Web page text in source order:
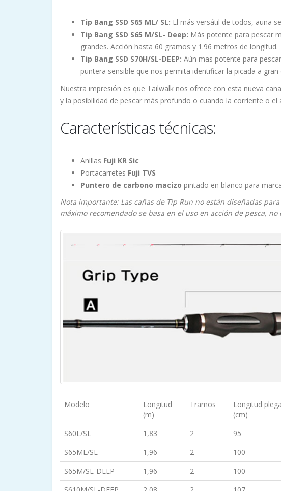
Tip Bang SSD S65 ML/ SL: El más versátil de todos, auna
Tip Bang SSD S65 M/SL- Deep: Más potente para pescar
grandes. Acción hasta 60 gramos y 1.96 metros de longitud.
Tip Bang SSD S70H/SL-DEEP: Aún mas potente para
puntera sensible que nos permita identificar la picada a gran
Nuestra impresión es que Tailwalk nos ofrece con esta nueva
y la posibilidad de pescar más profundo o cuando la corriente o
Características técnicas:
Anillas Fuji KR Sic
Portacarretes Fuji TVS
Puntero de carbono macizo pintado en blanco para
Nota importante: Las cañas de Tip Run no están diseñadas
máximo recomendado se basa en el uso en acción de pesca,
Modelo
Longitud
(m)
Tramos
Longitud
(cm)
S60L/SL 1,83 2 95
S65ML/SL
1,96 2 100
S65M/SL-DEEP
1,96 2 100